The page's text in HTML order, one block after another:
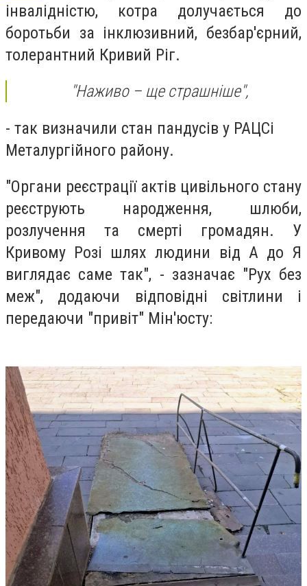
інвалідністю, котра долучається до
боротьби за інклюзивний, безбар'єрний,
толерантний Кривий Ріг.
"Наживо – ще страшніше",
- так визначили стан пандусів у РАЦСі
Металургійного району.
"Органи реєстрації актів цивільного стану
реєструють народження, шлюби,
розлучення та смерті громадян. У
Кривому Розі шлях людини від А до Я
виглядає саме так", - зазначає "Рух без
меж", додаючи відповідні світлини і
передаючи "привіт" Мін'юсту: